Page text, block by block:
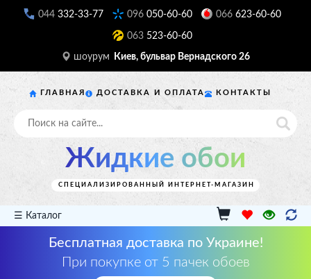
044 332-33-77 096 050-60-60 066 623-60-60
063 523-60-60
шоурум Киев, бульвар Вернадского 26
ГЛАВНАЯ ДОСТАВКА И ОПЛАТА КОНТАКТЫ
Жидкие обои
СПЕЦИАЛИЗИРОВАННЫЙ ИНТЕРНЕТ-МАГАЗИН
☰ Каталог
Бесплатная доставка по Украине!
При покупке от 5 пачек обоев